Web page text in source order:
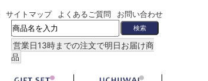
サイトマップ よくあるご質問 お問い合わせ
営業日13時までの注文で明日お届け商
品